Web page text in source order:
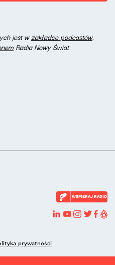
jest wzakładce podcastów.
Radia Nowy Świat
WSPIERAJ RADIO
prywatności